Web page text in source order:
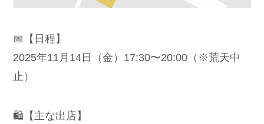
📅【日程】
2025年11月14日（金）17:30〜20:00（※荒天中
止）
🛍️【主な出店】